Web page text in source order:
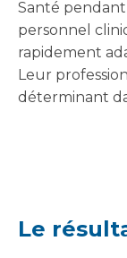
Santé
personnel
rapidement
Leur
déterminant
Le